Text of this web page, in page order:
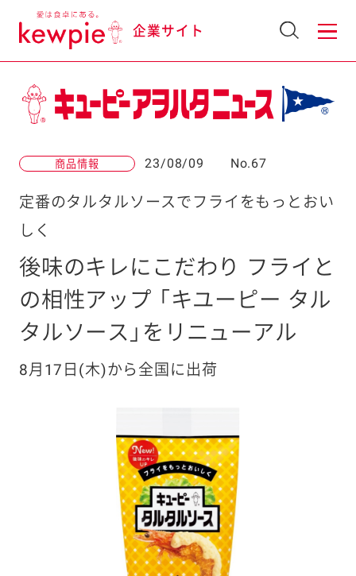
企業サイト
商品情報 23/08/09 No.67
定番のタルタルソースでフライをもっとおい
しく
後味のキレにこだわり フライと
の相性アップ 「キユーピー タル
タルソース」をリニューアル
8月17日(木)から全国に出荷